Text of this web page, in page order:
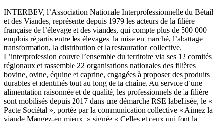
INTERBEV, l’Association Nationale Interprofessionnelle du Bétail
et des Viandes, représente depuis 1979 les acteurs de la filière
française de l’élevage et des viandes, qui compte plus de 500 000
emplois répartis entre les élevages, la mise en marché, l’abattage-
transformation, la distribution et la restauration collective.
L’interprofession couvre l’ensemble du territoire via ses 12 comités
régionaux et rassemble 22 organisations nationales des filières
bovine, ovine, équine et caprine, engagées à proposer des produits
durables et identifiés tout au long de la chaîne. Au service d’une
alimentation raisonnée et de qualité, les professionnels de la filière
sont mobilisés depuis 2017 dans une démarche RSE labellisée, le «
Pacte Sociétal », portée par la communication collective « Aimez la
viande Mangez-en mieux. » signée « Celles et ceux qui font la